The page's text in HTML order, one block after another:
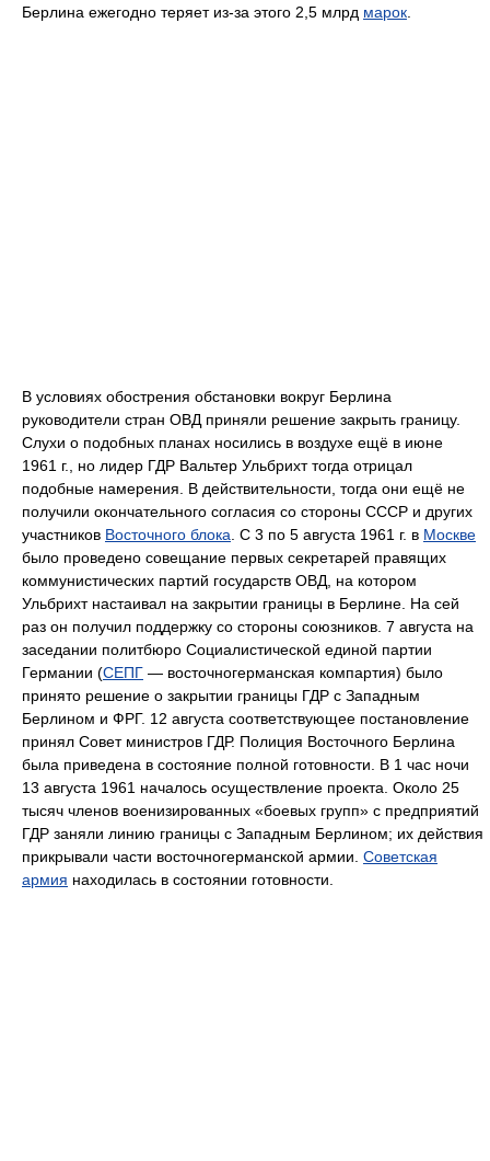
Берлина ежегодно теряет из-за этого 2,5 млрд марок
В условиях обострения обстановки вокруг Берлина
руководители стран ОВД приняли решение закрыть границу.
Слухи о подобных планах носились в воздухе ещё в июне
1961 г., но лидер ГДР Вальтер Ульбрихт тогда отрицал
подобные намерения. В действительности, тогда они ещё не
получили окончательного согласия со стороны СССР и других
участников Восточного блока . С 3 по 5 августа 1961 г. в Москве
было проведено совещание первых секретарей правящих
коммунистических партий государств ОВД, на котором
Ульбрихт настаивал на закрытии границы в Берлине. На сей
раз он получил поддержку со стороны союзников. 7 августа на
заседании политбюро Социалистической единой партии
Германии (СЕПГ — восточногерманская компартия) было
принято решение о закрытии границы ГДР с Западным
Берлином и ФРГ. 12 августа соответствующее постановление
принял Совет министров ГДР. Полиция Восточного Берлина
была приведена в состояние полной готовности. В 1 час ночи
13 августа 1961 началось осуществление проекта. Около 25
тысяч членов военизированных «боевых групп» с предприятий
ГДР заняли линию границы с Западным Берлином; их действия
прикрывали части восточногерманской армии. Советская
армия находилась в состоянии готовности.